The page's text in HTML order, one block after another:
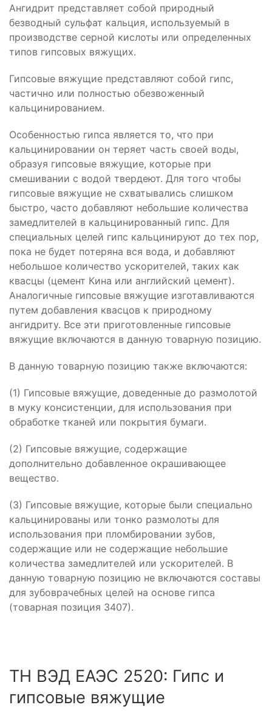
Ангидрит представляет собой природный
безводный сульфат кальция, используемый в
производстве серной кислоты или определенных
типов гипсовых вяжущих.
Гипсовые вяжущие представляют собой гипс,
частично или полностью обезвоженный
кальцинированием.
Особенностью гипса является то, что при
кальцинировании он теряет часть своей воды,
образуя гипсовые вяжущие, которые при
смешивании с водой твердеют. Для того чтобы
гипсовые вяжущие не схватывались слишком
быстро, часто добавляют небольшие количества
замедлителей в кальцинированный гипс. Для
специальных целей гипс кальцинируют до тех пор,
пока не будет потеряна вся вода, и добавляют
небольшое количество ускорителей, таких как
квасцы (цемент Кина или английский цемент).
Аналогичные гипсовые вяжущие изготавливаются
путем добавления квасцов к природному
ангидриту. Все эти приготовленные гипсовые
вяжущие включаются в данную товарную позицию.
В данную товарную позицию также включаются:
(1) Гипсовые вяжущие, доведенные до размолотой
в муку консистенции, для использования при
обработке тканей или покрытия бумаги.
(2) Гипсовые вяжущие, содержащие
дополнительно добавленное окрашивающее
вещество.
(3) Гипсовые вяжущие, которые были специально
кальцинированы или тонко размолоты для
использования при пломбировании зубов,
содержащие или не содержащие небольшие
количества замедлителей или ускорителей. В
данную товарную позицию не включаются составы
для зубоврачебных целей на основе гипса
(товарная позиция 3407).
ТН ВЭД ЕАЭС 2520: Гипс и
гипсовые вяжущие